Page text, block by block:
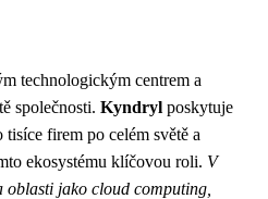
technologickým centrem a
společnosti. Kyndryl poskytuje
firem po celém světě a
ekosystému klíčovou roli. V
jako cloud computing,